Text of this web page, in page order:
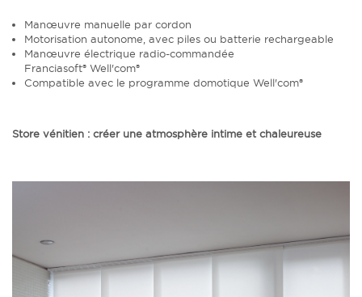
Manœuvre manuelle par cordon
Motorisation autonome, avec piles ou batterie rechargeable
Manœuvre électrique radio-commandée
Franciasoft® Well'com®
Compatible avec le programme domotique Well'com®
Store vénitien : créer une atmosphère intime et chaleureuse